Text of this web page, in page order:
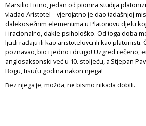
Marsilio Ficino, jedan od pionira studija
vladao Aristotel – vjerojatno je dao tadašnjoj
dalekosežnim elementima u Platonovu djelu
i iracionalno, dakle psihološko. Od toga doba
ljudi rađaju ili kao aristotelovci ili kao platonisti.
poznavao, bio i jedno i drugo! Uzgred rečeno,
anglosaksonski već u 10. stoljeću, a Stjepan
Bogu, tisuću godina nakon njega!
Bez njega je, možda, ne bismo nikada dobili.